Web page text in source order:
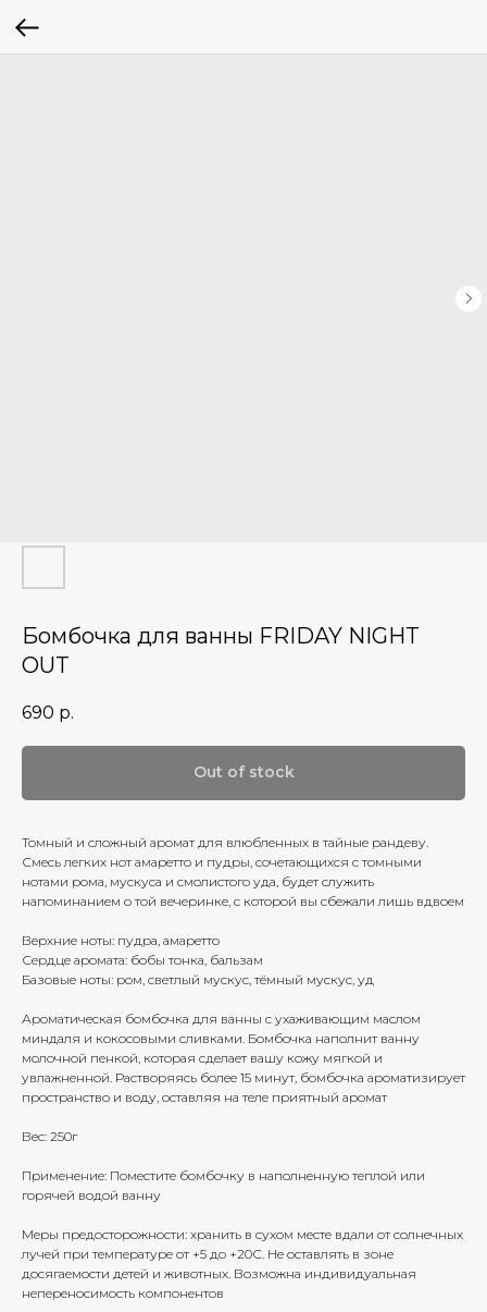
Бомбочка для ванны FRIDAY NIGHT
OUT
690 р.
Out of stock
Томный и сложный аромат для влюбленных в тайные рандеву.
Смесь легких нот амаретто и пудры, сочетающихся с томными
нотами рома, мускуса и смолистого уда, будет служить
напоминанием о той вечеринке, с которой вы сбежали лишь вдвоем
Верхние ноты: пудра, амаретто
Сердце аромата: бобы тонка, бальзам
Базовые ноты: ром, светлый мускус, тёмный мускус, уд
Ароматическая бомбочка для ванны с ухаживающим маслом
миндаля и кокосовыми сливками. Бомбочка наполнит ванну
молочной пенкой, которая сделает вашу кожу мягкой и
увлажненной. Растворяясь более 15 минут, бомбочка ароматизирует
пространство и воду, оставляя на теле приятный аромат
Вес: 250г
Применение: Поместите бомбочку в наполненную теплой или
горячей водой ванну
Меры предосторожности: хранить в сухом месте вдали от солнечных
лучей при температуре от +5 до +20С. Не оставлять в зоне
досягаемости детей и животных. Возможна индивидуальная
непереносимость компонентов